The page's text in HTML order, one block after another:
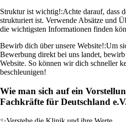
Struktur ist wichtig!:Achte darauf, dass
strukturiert ist. Verwende Absätze und
die wichtigsten Informationen finden
Bewirb dich über unsere Website!:Um
Bewerbung direkt bei uns landet,
Website. So können wir dich schneller
beschleunigen!
Wie man sich auf ein
Fachkräfte für Deutschland